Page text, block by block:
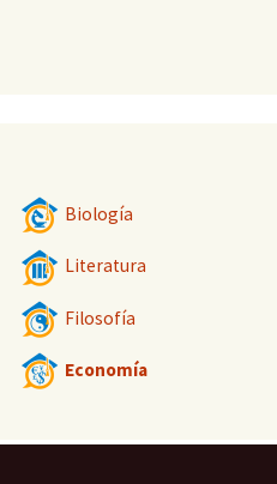
Biología
Literatura
Filosofía
Economía